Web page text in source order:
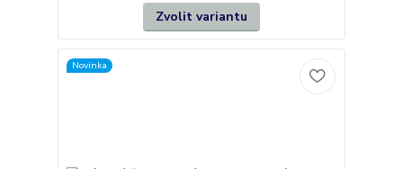
4) Nenašla jsem přesně to, co hledám. Co teď?
Napište nám, co sháníte (ideálně i cenový strop a ilustrační foto) a
do 48 hodin vám zkusíme poslat nabídku.
Zvolit variantu
Novinka